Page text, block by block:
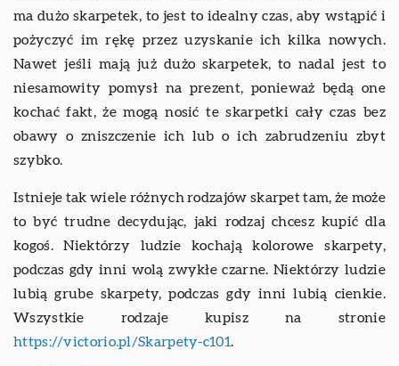
ma dużo skarpetek, to jest to idealny czas, aby wstąpić i
pożyczyć im rękę przez uzyskanie ich kilka nowych.
Nawet jeśli mają już dużo skarpetek, to nadal jest to
niesamowity pomysł na prezent, ponieważ będą one
kochać fakt, że mogą nosić te skarpetki cały czas bez
obawy o zniszczenie ich lub o ich zabrudzeniu zbyt
szybko.
Istnieje tak wiele różnych rodzajów skarpet tam, że może
to być trudne decydując, jaki rodzaj chcesz kupić dla
kogoś. Niektórzy ludzie kochają kolorowe skarpety,
podczas gdy inni wolą zwykłe czarne. Niektórzy ludzie
lubią grube skarpety, podczas gdy inni lubią cienkie.
Wszystkie rodzaje kupisz na stronie
https://victorio.pl/Skarpety-c101.